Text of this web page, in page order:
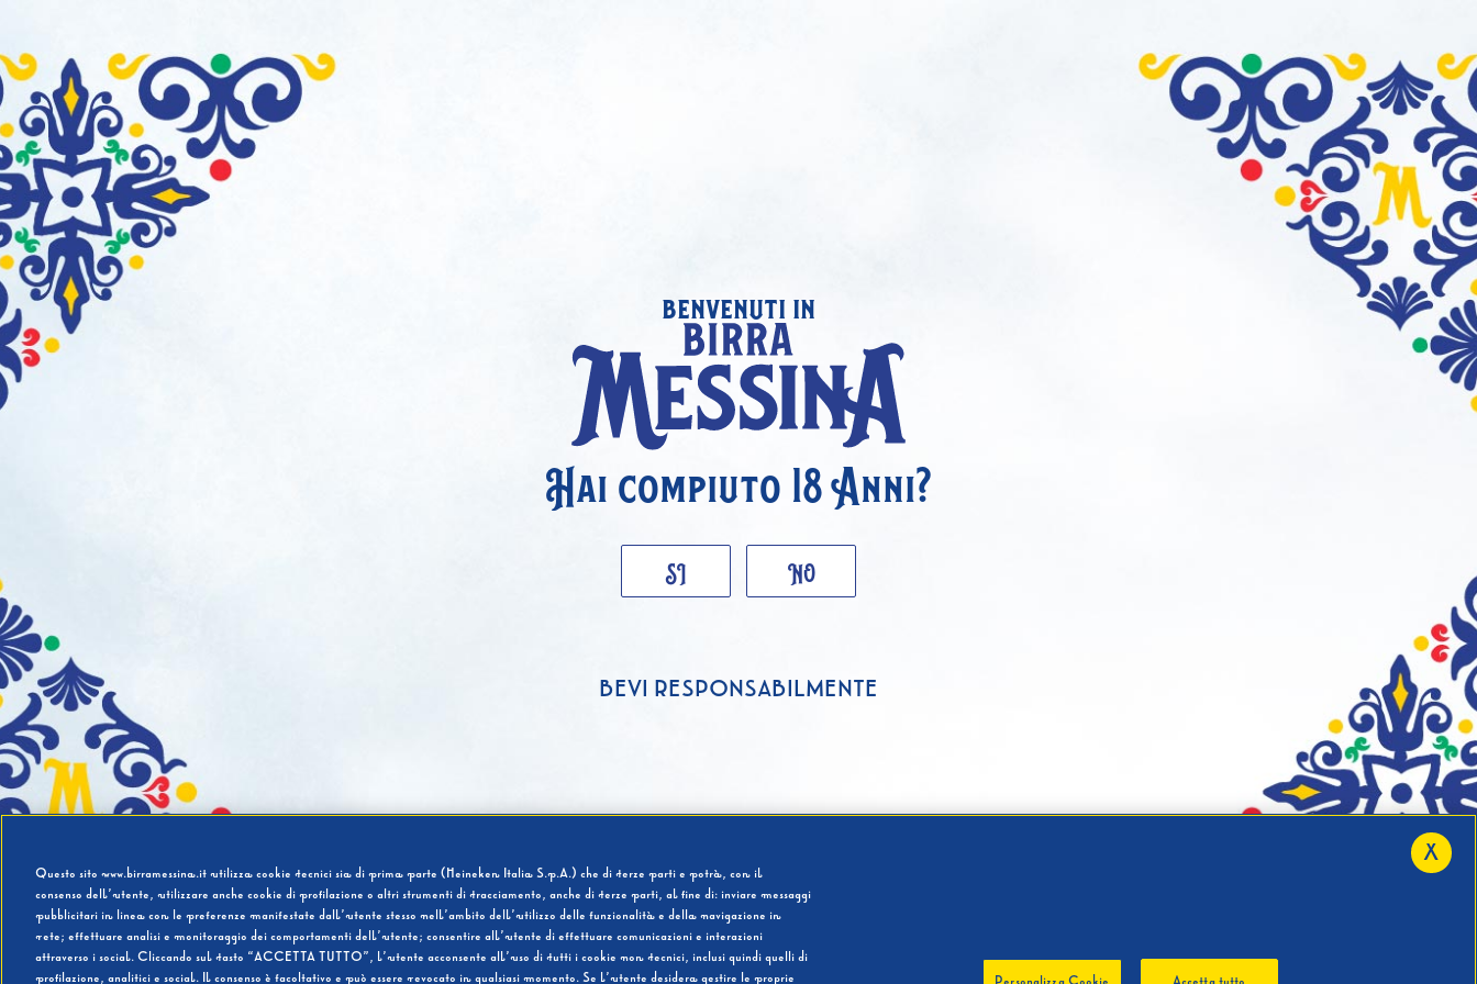
benvenuti in
Hai compiuto 18 Anni?
SI NO
BEVI RESPONSABILMENTE
Questo sito www.birramessina.it utilizza cookie tecnici sia di prima parte (Heineken Italia S.p.A.) che di terze parti e potrà, con il
consenso dell’utente, utilizzare anche cookie di profilazione o altri strumenti di tracciamento, anche di terze parti, al fine di: inviare messaggi
pubblicitari in linea con le preferenze manifestate dall’utente stesso nell’ambito dell’utilizzo delle funzionalità e della navigazione in
rete; effettuare analisi e monitoraggio dei comportamenti dell’utente; consentire all’utente di effettuare comunicazioni e interazioni
attraverso i social. Cliccando sul tasto “ACCETTA TUTTO”, l’utente acconsente all’uso di tutti i cookie non tecnici, inclusi quindi quelli di
profilazione, analitici e social. Il consenso è facoltativo e può essere revocato in qualsiasi momento. Se l’utente desidera gestire le proprie
X